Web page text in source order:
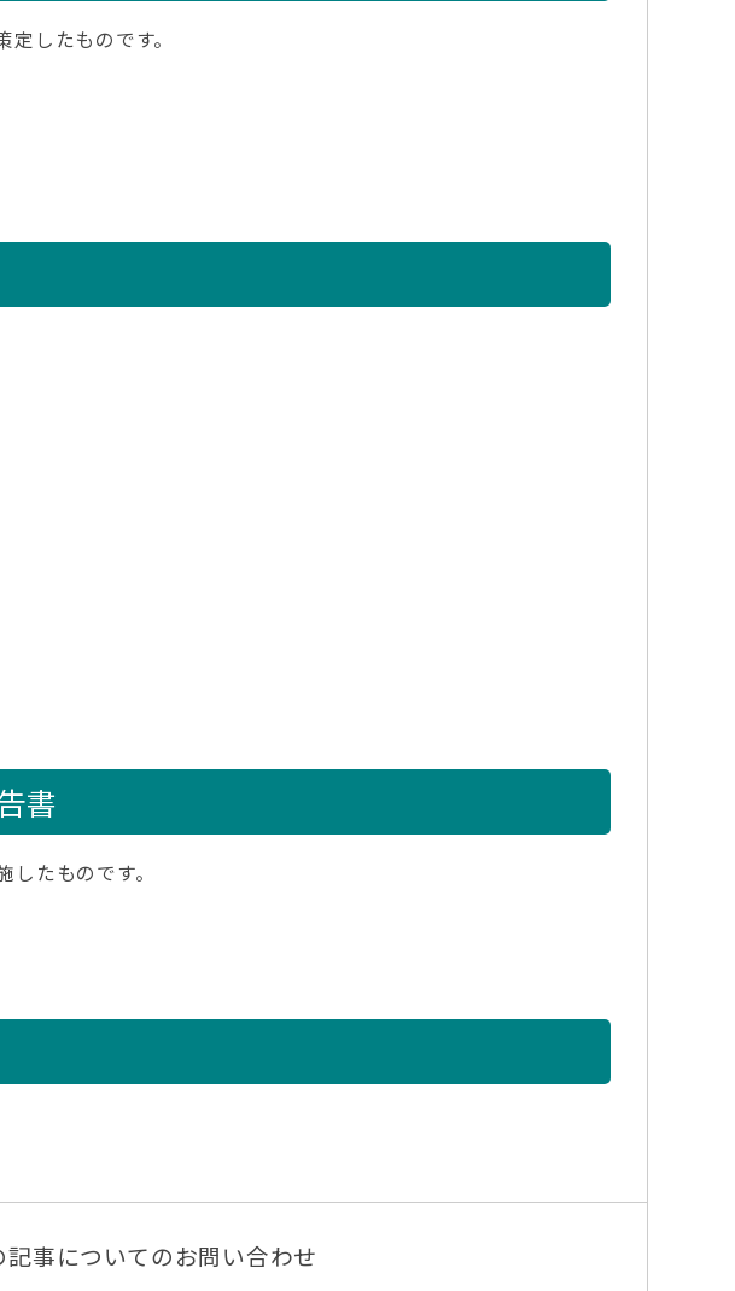
したものです。
書
たものです。
記事についてのお問い合わせ